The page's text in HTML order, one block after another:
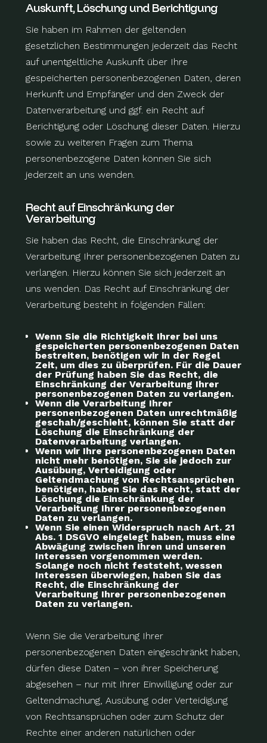
Auskunft, Löschung und Berichtigung
Sie haben im Rahmen der geltenden
gesetzlichen Bestimmungen jederzeit das Recht
auf unentgeltliche Auskunft über Ihre
gespeicherten personenbezogenen Daten, deren
Herkunft und Empfänger und den Zweck der
Datenverarbeitung und ggf. ein Recht auf
Berichtigung oder Löschung dieser Daten. Hierzu
sowie zu weiteren Fragen zum Thema
personenbezogene Daten können Sie sich
jederzeit an uns wenden.
Recht auf Einschränkung der
Verarbeitung
Sie haben das Recht, die Einschränkung der
Verarbeitung Ihrer personenbezogenen Daten zu
verlangen. Hierzu können Sie sich jederzeit an
uns wenden. Das Recht auf Einschränkung der
Verarbeitung besteht in folgenden Fällen:
Wenn Sie die Richtigkeit Ihrer bei uns
gespeicherten personenbezogenen Daten
bestreiten, benötigen wir in der Regel
Zeit, um dies zu überprüfen. Für die Dauer
der Prüfung haben Sie das Recht, die
Einschränkung der Verarbeitung Ihrer
personenbezogenen Daten zu verlangen.
Wenn die Verarbeitung Ihrer
personenbezogenen Daten unrechtmäßig
geschah/geschieht, können Sie statt der
Löschung die Einschränkung der
Datenverarbeitung verlangen.
Wenn wir Ihre personenbezogenen Daten
nicht mehr benötigen, Sie sie jedoch zur
Ausübung, Verteidigung oder
Geltendmachung von Rechtsansprüchen
benötigen, haben Sie das Recht, statt der
Löschung die Einschränkung der
Verarbeitung Ihrer personenbezogenen
Daten zu verlangen.
Wenn Sie einen Widerspruch nach Art. 21
Abs. 1 DSGVO eingelegt haben, muss eine
Abwägung zwischen Ihren und unseren
Interessen vorgenommen werden.
Solange noch nicht feststeht, wessen
Interessen überwiegen, haben Sie das
Recht, die Einschränkung der
Verarbeitung Ihrer personenbezogenen
Daten zu verlangen.
Wenn Sie die Verarbeitung Ihrer
personenbezogenen Daten eingeschränkt haben,
dürfen diese Daten – von ihrer Speicherung
abgesehen – nur mit Ihrer Einwilligung oder zur
Geltendmachung, Ausübung oder Verteidigung
von Rechtsansprüchen oder zum Schutz der
Rechte einer anderen natürlichen oder